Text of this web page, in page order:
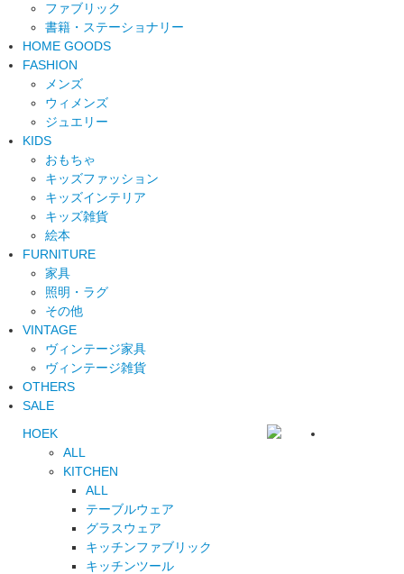
ファブリック
書籍・ステーショナリー
HOME GOODS
FASHION
メンズ
ウィメンズ
ジュエリー
KIDS
おもちゃ
キッズファッション
キッズインテリア
キッズ雑貨
絵本
FURNITURE
家具
照明・ラグ
その他
VINTAGE
ヴィンテージ家具
ヴィンテージ雑貨
OTHERS
SALE
HOEK
ALL
KITCHEN
ALL
テーブルウェア
グラスウェア
キッチンファブリック
キッチンツール